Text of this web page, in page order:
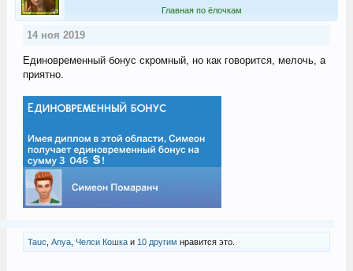
Главная по ёлочкам
14 ноя 2019
Единовременный бонус скромный, но как говорится, мелочь, а
приятно.
Tauc Anya, Челси Кошкаи 10 другим нравится это.